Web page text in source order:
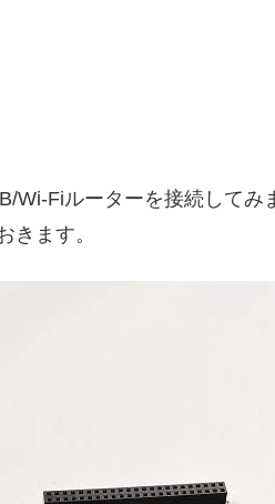
Wi-Fiルーターを接続してみ
きます。